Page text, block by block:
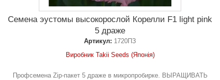
Семена эустомы высокорослой Корелли F1 light pink
5 драже
Артикул: 1720ПЗ
Виробник Takii Seeds (Японія)
Профсемена Zip-пакет 5 драже в микропробирке. ВЫРАЩИВАТЬ